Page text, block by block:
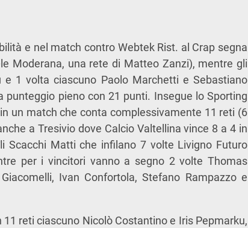
e nel match contro Webtek Rist. al Crap segna
Moderana, una rete di Matteo Zanzi), mentre gli
e 1 volta ciascuno Paolo Marchetti e Sebastiano
punteggio pieno con 21 punti. Insegue lo Sporting
in un match che conta complessivamente 11 reti (6
a Tresivio dove Calcio Valtellina vince 8 a 4 in
Scacchi Matti che infilano 7 volte Livigno Futuro
per i vincitori vanno a segno 2 volte Thomas
Ivan Confortola, Stefano Rampazzo e
reti ciascuno Nicolò Costantino e Iris Pepmarku,